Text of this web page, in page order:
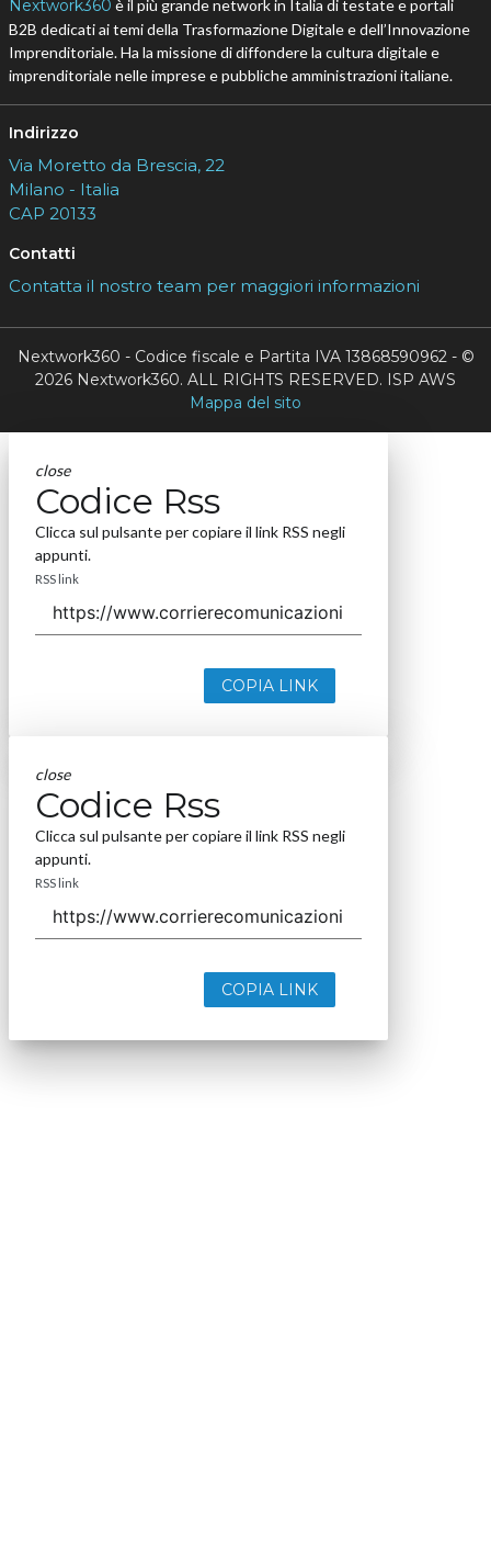
Nextwork360 è il più grande network in Italia di testate e portali
B2B dedicati ai temi della Trasformazione Digitale e dell’Innovazione
Imprenditoriale. Ha la missione di diffondere la cultura digitale e
imprenditoriale nelle imprese e pubbliche amministrazioni italiane.
Indirizzo
Via Moretto da Brescia, 22
Milano - Italia
CAP 20133
Contatti
Contatta il nostro team per maggiori informazioni
Nextwork360 - Codice fiscale e Partita IVA 13868590962 - ©
2026 Nextwork360. ALL RIGHTS RESERVED. ISP AWS
Mappa del sito
close
Codice Rss
Clicca sul pulsante per copiare il link RSS negli
appunti.
RSS link
COPIA LINK
close
Codice Rss
Clicca sul pulsante per copiare il link RSS negli
appunti.
RSS link
COPIA LINK